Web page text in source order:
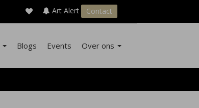
Art Alert Contact
Blogs Events Over ons